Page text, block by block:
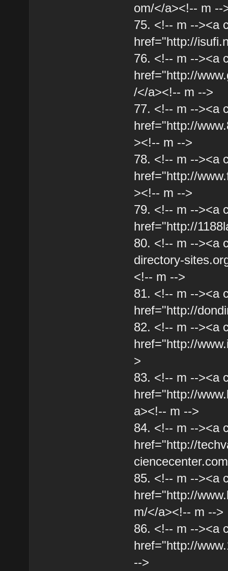
om/</a><!-- m --
75. <!-- m --><a
href="http://
76. <!-- m --><a
href="http://
/</a><!-- m -->
77. <!-- m --><a
href="http://
><!-- m -->
78. <!-- m --><a
href="http://
><!-- m -->
79. <!-- m --><a
href="http://
80. <!-- m --><a
directory-
<!-- m -->
81. <!-- m --><a
href="http://
82. <!-- m --><a
href="http://
>
83. <!-- m --><a
href="http://
a><!-- m -->
84. <!-- m --><a
href="http://
85. <!-- m --><a
href="http://
m/</a><!-- m -->
86. <!-- m --><a
href="http://
-->